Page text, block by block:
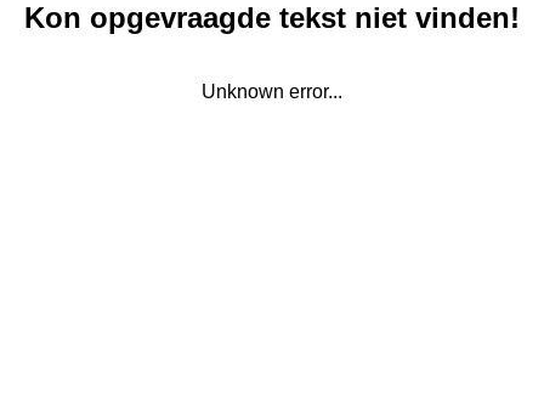
Kon opgevraagde tekst niet vinden!
Unknown error...